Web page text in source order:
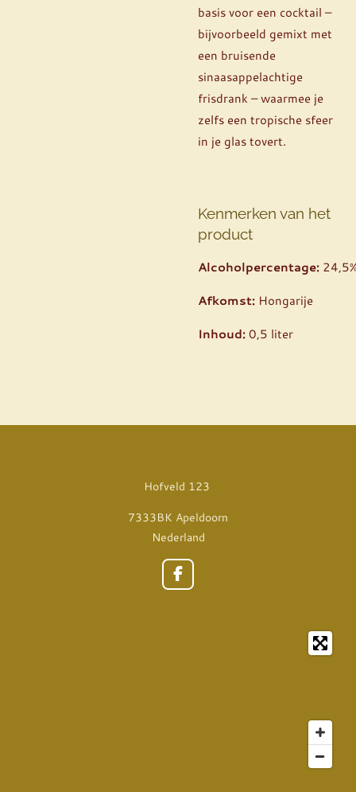
basis voor een cocktail –
bijvoorbeeld gemixt met
een bruisende
sinaasappelachtige
frisdrank – waarmee je
zelfs een tropische sfeer
in je glas tovert.
Kenmerken van het
product
Alcoholpercentage:
Afkomst: Hongarije
Inhoud:0,5 liter
Hofveld 123
7333BK Apeldoorn
Nederland
F
a